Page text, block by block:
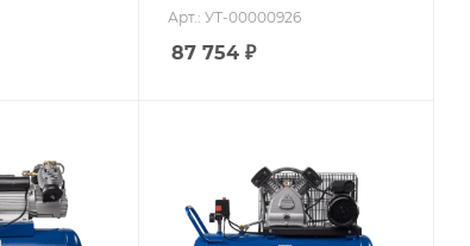
Арт.: УТ-00000926
87 754₽